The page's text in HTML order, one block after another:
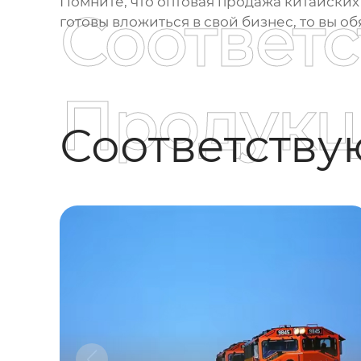
готовы вложиться в свой бизнес, то вы